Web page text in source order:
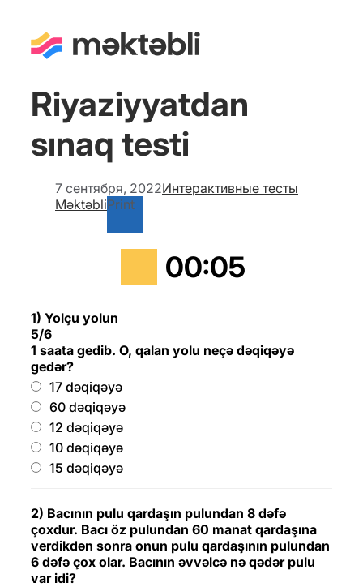
Riyaziyyatdan
sınaq testi
7 сентября, 2022Интерактивные тесты
MəktəbliPrint
00:05
1) Yolçu yolun
5/6
1 saata gedib. O, qalan yolu neçə dəqiqəyə
gedər?
17 dəqiqəyə
60 dəqiqəyə
12 dəqiqəyə
10 dəqiqəyə
15 dəqiqəyə
2) Bacının pulu qardaşın pulundan 8 dəfə
çoxdur. Bacı öz pulundan 60 manat qardaşına
verdikdən sonra onun pulu qardaşının pulundan
6 dəfə çox olar. Bacının əvvəlcə nə qədər pulu
var idi?